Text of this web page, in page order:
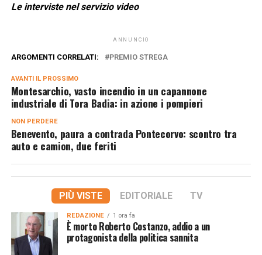
Le interviste nel servizio video
ANNUNCIO
ARGOMENTI CORRELATI: PREMIO STREGA
AVANTI IL ​​PROSSIMO
Montesarchio, vasto incendio in un capannone
industriale di Tora Badia: in azione i pompieri
NON PERDERE
Benevento, paura a contrada Pontecorvo: scontro tra
auto e camion, due feriti
PIÙ VISTE EDITORIALE TV
REDAZIONE 1 ora fa
È morto Roberto Costanzo, addio a un
protagonista della politica sannita